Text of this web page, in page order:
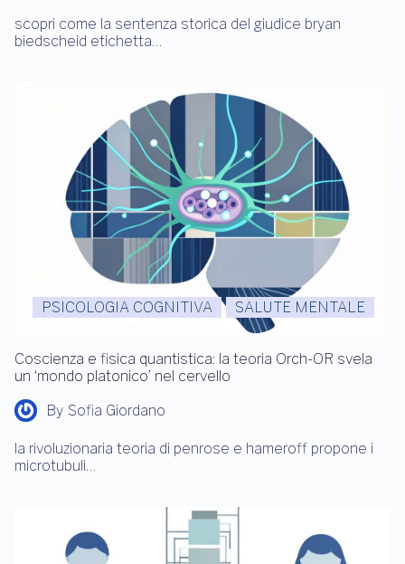
scopri come la sentenza storica del giudice bryan
biedscheid etichetta…
PSICOLOGIA COGNITIVA SALUTE MENTALE
Coscienza e fisica quantistica: la teoria Orch-OR svela
un ‘mondo platonico’ nel cervello
By Sofia Giordano
la rivoluzionaria teoria di penrose e hameroff propone i
microtubuli…